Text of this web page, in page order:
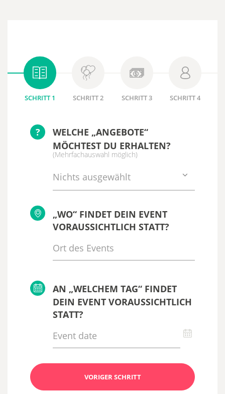
SCHRITT 1 SCHRITT 2 SCHRITT 3 SCHRITT 4
?
WELCHE „ANGEBOTE“
MÖCHTEST DU ERHALTEN?
(Mehrfachauswahl möglich)
Nichts ausgewählt
„WO“ FINDET DEIN EVENT
VORAUSSICHTLICH STATT?
AN „WELCHEM TAG“ FINDET
DEIN EVENT VORAUSSICHTLICH
STATT?
VORIGER SCHRITT